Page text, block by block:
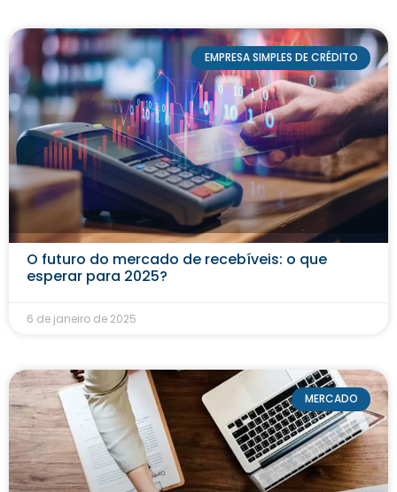
EMPRESA SIMPLES DE CRÉDITO
O futuro do mercado de recebíveis: o que
esperar para 2025?
6 de janeiro de 2025
MERCADO